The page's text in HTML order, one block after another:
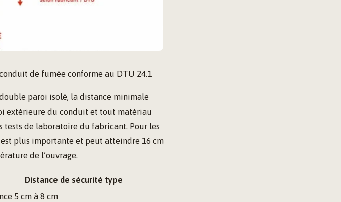
de fumée conforme au DTU 24.1
paroi isolé, la distance minimale
extérieure du conduit et tout matériau
de laboratoire du fabricant. Pour les
plus importante et peut atteindre 16 cm
de l’ouvrage.
Distance de sécurité type
5 cm à 8 cm